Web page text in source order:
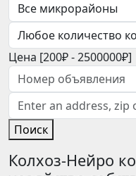
Цена [200₽-2500000₽]
Поиск
Колхоз-Нейро